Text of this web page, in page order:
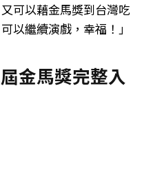
可以藉金馬獎到台灣吃
以繼續演戲，幸福！」
金馬獎完整入